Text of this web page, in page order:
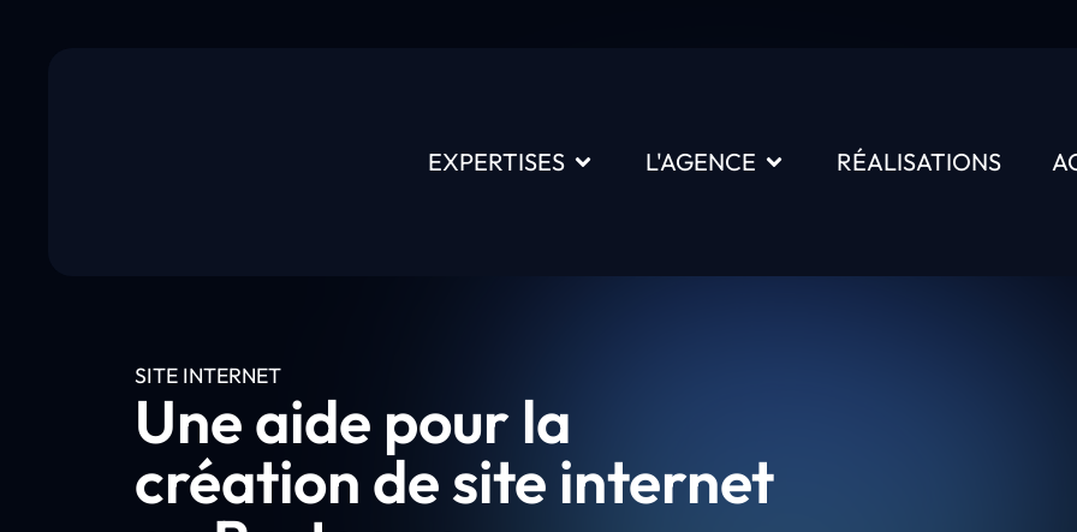
EXPERTISES L'AGENCE RÉALISATIONS
SITE INTERNET
Une aide pour la
création de site internet